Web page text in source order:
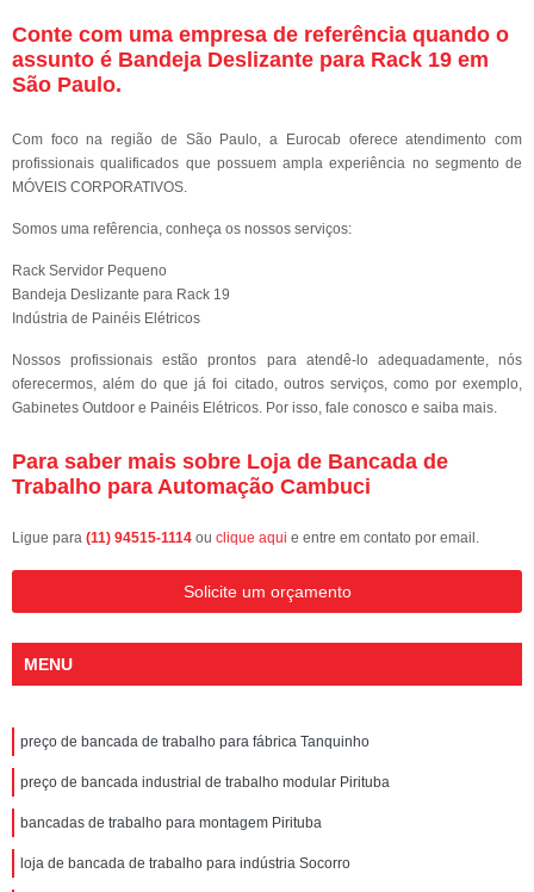
Conte com uma empresa de referência quando o
assunto é Bandeja Deslizante para Rack 19 em
São Paulo.
Com foco na região de São Paulo, a Eurocab oferece atendimento com
profissionais qualificados que possuem ampla experiência no segmento de
MÓVEIS CORPORATIVOS.
Somos uma refêrencia, conheça os nossos serviços:
Rack Servidor Pequeno
Bandeja Deslizante para Rack 19
Indústria de Painéis Elétricos
Nossos profissionais estão prontos para atendê-lo adequadamente, nós
oferecermos, além do que já foi citado, outros serviços, como por exemplo,
Gabinetes Outdoor e Painéis Elétricos. Por isso, fale conosco e saiba mais.
Para saber mais sobre Loja de Bancada de
Trabalho para Automação Cambuci
Ligue para (11) 94515-1114 ou clique aqui e entre em contato por email.
Solicite um orçamento
MENU
preço de bancada de trabalho para fábrica Tanquinho
preço de bancada industrial de trabalho modular Pirituba
bancadas de trabalho para montagem Pirituba
loja de bancada de trabalho para indústria Socorro